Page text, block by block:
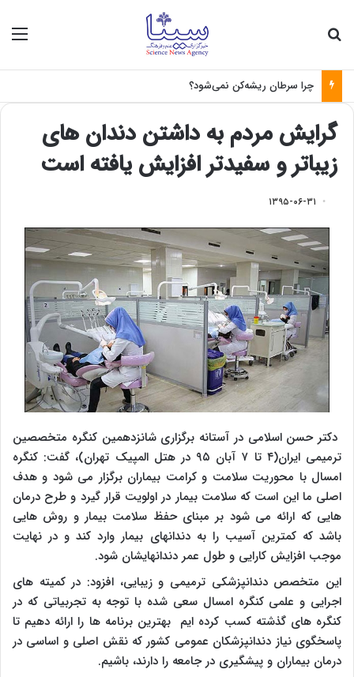
چرا سرطان ریشه‌کن نمی‌شود؟
گرایش مردم به داشتن دندان های
زیباتر و سفیدتر افزایش یافته است
۱۳۹۵-۰۶-۳۱
دکتر حسن اسلامی در آستانه برگزاری شانزدهمین کنگره متخصصین
ترمیمی ایران(۴ تا ۷ آبان ۹۵ در هتل المپیک تهران)، گفت: کنگره
امسال با محوریت سلامت و کرامت بیماران برگزار می شود و هدف
اصلی ما این است که سلامت بیمار در اولویت قرار گیرد و طرح درمان
هایی که ارائه می شود بر مبنای حفظ سلامت بیمار و روش هایی
باشد که کمترین آسیب را به دندانهای بیمار وارد کند و در نهایت
موجب افزایش کارایی و طول عمر دندانهایشان شود.
این متخصص دندانپزشکی ترمیمی و زیبایی، افزود: در کمیته های
اجرایی و علمی کنگره امسال سعی شده با توجه به تجربیاتی که در
کنگره های گذشته کسب کرده ایم بهترین برنامه ها را ارائه دهیم تا
پاسخگوی نیاز دندانپزشکان عمومی کشور که نقش اصلی و اساسی در
درمان بیماران و پیشگیری در جامعه را دارند، باشیم.